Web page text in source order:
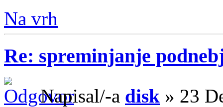
Na vrh
Re: spreminjanje
Napisal/-a disk » 23